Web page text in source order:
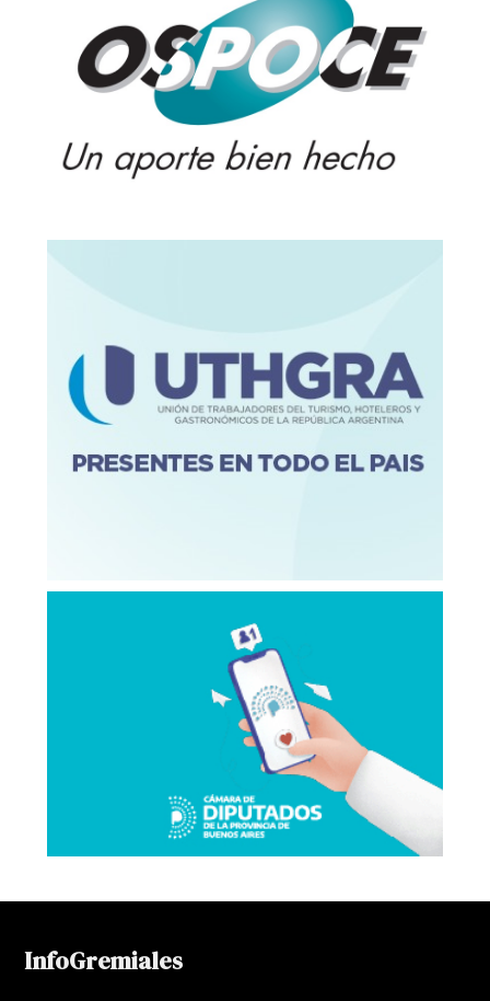
InfoGremiales